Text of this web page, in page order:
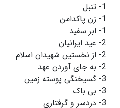
1- تنبل
1- زن پاکدامن
1- ابر سفید
2- عید ایرانیان
2- از نخستین شهیدان اسلام
2- به جای آوردن عهد
3- گسیخنگی پوسته زمین
3- بی باک
3- دردسر و گرفتاری